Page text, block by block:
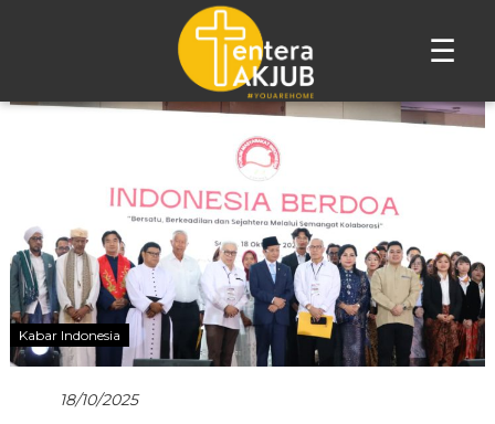
☰
Lompat
Kabar Indonesia
18/10/2025